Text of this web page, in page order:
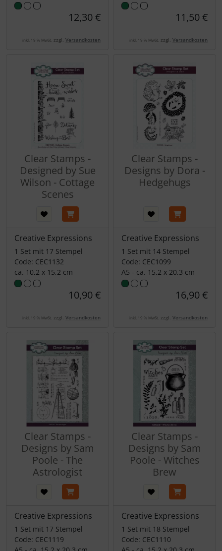
12,30 €
inkl. 19 % MwSt. zzgl. Versandkosten
11,50 €
inkl. 19 % MwSt. zzgl. Versandkosten
Clear Stamps -
Designed by Sue
Wilson - Cottage
Scenes
Creative Expressions
1 Set mit 17 Stempel
Code: CEC1132
ca. 10,2 x 15,2 cm
10,90 €
inkl. 19 % MwSt. zzgl. Versandkosten
Clear Stamps -
Designs by Dora -
Hedgehugs
Creative Expressions
1 Set mit 14 Stempel
Code: CEC1099
A5 - ca. 15,2 x 20,3 cm
16,90 €
inkl. 19 % MwSt. zzgl. Versandkosten
Clear Stamps -
Designs by Sam
Poole - The
Astrologist
Creative Expressions
1 Set mit 17 Stempel
Code: CEC1119
Clear Stamps -
Designs by Sam
Poole - Witches
Brew
Creative Expressions
1 Set mit 18 Stempel
Code: CEC1110